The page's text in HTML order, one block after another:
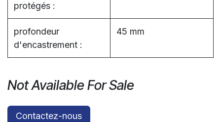
protégés :
profondeur
d'encastrement :
45 mm
Not Available For Sale
Contactez-nous